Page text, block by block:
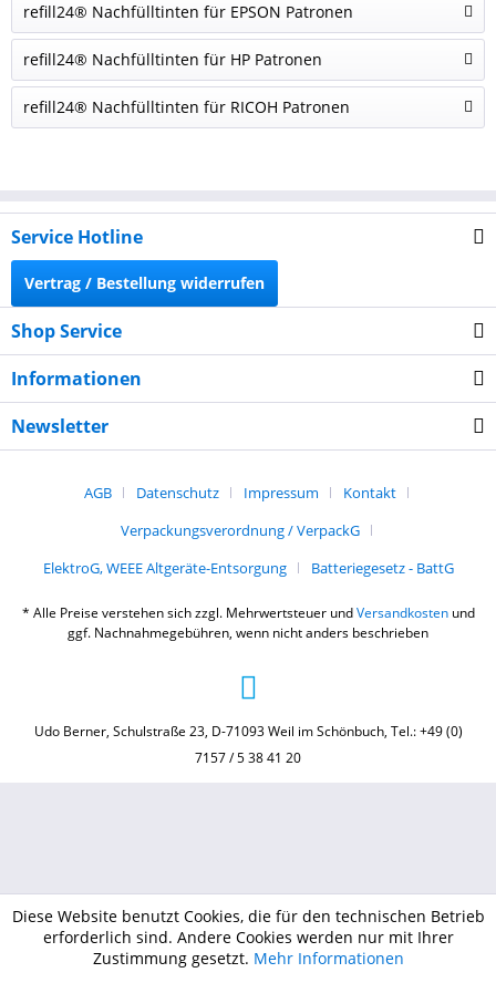
refill24® Nachfülltinten für EPSON Patronen
refill24® Nachfülltinten für HP Patronen
refill24® Nachfülltinten für RICOH Patronen
Service Hotline
Vertrag / Bestellung widerrufen
Shop Service
Informationen
Newsletter
AGB Datenschutz Impressum
Kontakt
Verpackungsverordnung / VerpackG
ElektroG, WEEE Altgeräte-Entsorgung
Batteriegesetz - BattG
* Alle Preise verstehen sich zzgl. Mehrwertsteuer undVersandkostenund
ggf. Nachnahmegebühren, wenn nicht anders beschrieben
Udo Berner, Schulstraße 23, D-71093 Weil im Schönbuch, Tel.: +49 (0)
7157 / 5 38 41 20
Diese Website benutzt Cookies, die für den technischen Betrieb
erforderlich sind. Andere Cookies werden nur mit Ihrer
Zustimmung gesetzt. Mehr Informationen